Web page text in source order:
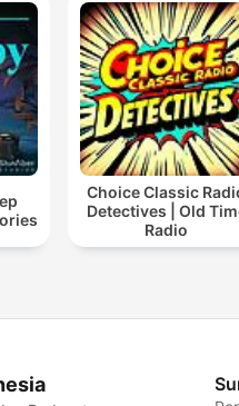
Choice Classic
Detectives | Old
Radio